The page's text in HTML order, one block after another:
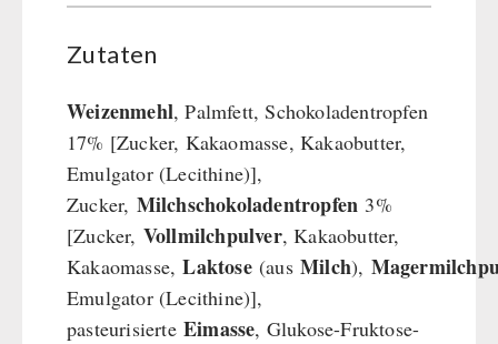
Zutaten
Weizenmehl, Palmfett, Schokoladentropfen
17% [Zucker, Kakaomasse, Kakaobutter,
Emulgator (Lecithine)],
Zucker, Milchschokoladentropfen 3%
[Zucker, Vollmilchpulver, Kakaobutter,
Kakaomasse,Laktose(ausMilch),
Emulgator (Lecithine)],
pasteurisierte Eimasse, Glukose-Fruktose-